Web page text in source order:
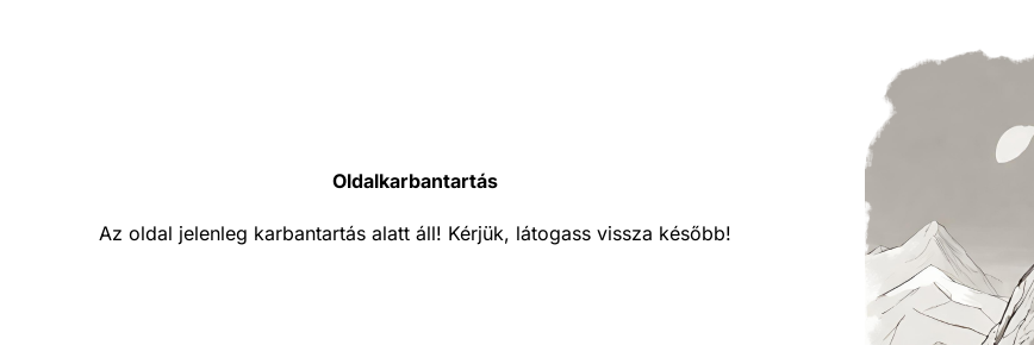
Oldalkarbantartás
Az oldal jelenleg karbantartás alatt áll! Kérjük, látogass vissza később!